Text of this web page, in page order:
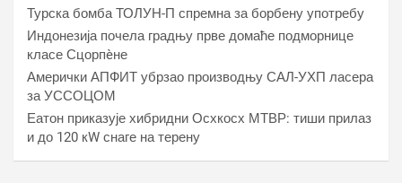
Турска бомба ТОЛУН-П спремна за борбену употребу
Индонезија почела градњу прве домаће подморнице
класе Сцорпèне
Амерички АПФИТ убрзао производњу САЛ-УХП ласера
за УССОЦОМ
Еатон приказује хибридни Осхкосх МТВР: тиши прилаз
и до 120 кW снаге на терену